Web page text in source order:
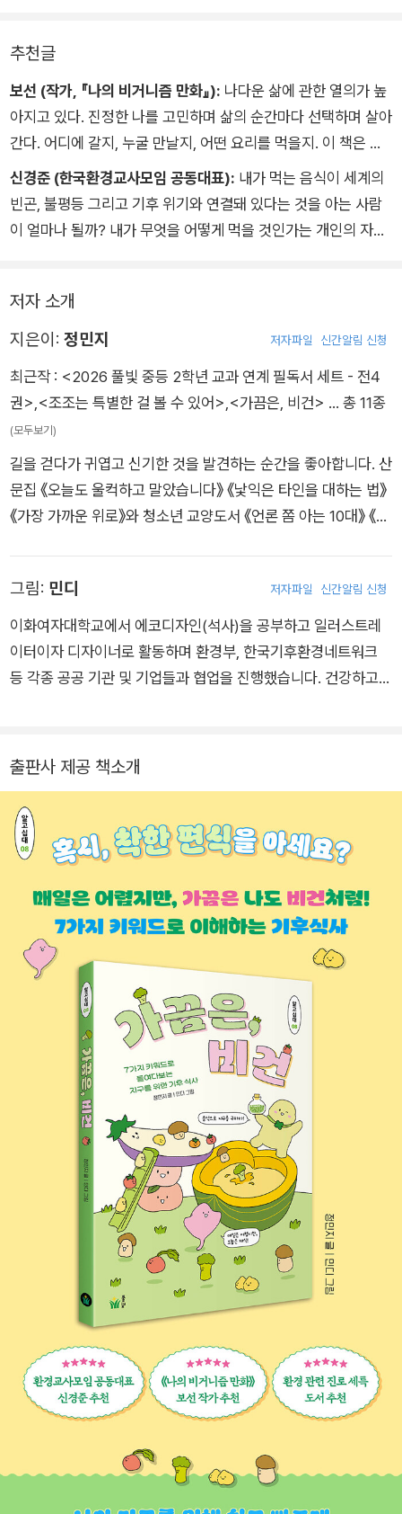
고기를 많이 먹는 식단이 환경오염과 지구 온난화의 ‘숨은 주
범’인 거지. 전 세계 모든 사람이 식물성 식단으로 바꾼다면 해마
다 80억 톤 정도의 온실가스를 획기적으로 줄일 수 있을 거라는
계산이 나와.
추천글
보선 (작가, 『나의 비거니즘 만화』): 나다운 삶에 관한 열의가 높
아지고 있다. 진정한 나를 고민하며 삶의 순간마다 선택하며 살아
간다. 어디에 갈지, 누굴 만날지, 어떤 요리를 먹을지. 이 책은 우
리의 한 끼가 지구에 어떤 영향을 미치는지 살펴보며, 좀 더 나답
게 선택하게끔 돕는다. 작가는 묻는다. “인간을 위해 자연이 원래
모습을 잃어버리는 게 과연 옳을까?” 지구다운 지구, 나다운 나
신경준 (한국환경교사모임 공동대표): 내가 먹는 음식이 세계의
빈곤, 불평등 그리고 기후 위기와 연결돼 있다는 것을 아는 사람
이 얼마나 될까? 내가 무엇을 어떻게 먹을 것인가는 개인의 자유
채식에 대한 다양한 정보도 얻고, 고기반찬 투정 대신 기후 식사
를 실천하는 기후 시민이 되어 보자.
저자 소개
지은이: 정민지 저자파일 신간알림 신청
최근작 : <2026 풀빛 중등 2학년 교과 연계 필독서 세트 - 전4
권>,<조조는 특별한 걸 볼 수 있어>,<가끔은, 비건> … 총 11종
(모두보기)
길을 걷다가 귀엽고 신기한 것을 발견하는 순간을 좋아합니다. 산
문집 《오늘도 울컥하고 말았습니다》 《낯익은 타인을 대하는 법》
《가장 가까운 위로》와 청소년 교양도서 《언론 쫌 아는 10대》 《가
그림: 민디 저자파일 신간알림 신청
이화여자대학교에서 에코디자인(석사)을 공부하고 일러스트레
이터이자 디자이너로 활동하며 환경부, 한국기후환경네트워크
등 각종 공공 기관 및 기업들과 협업을 진행했습니다. 건강하고
출판사 제공 책소개